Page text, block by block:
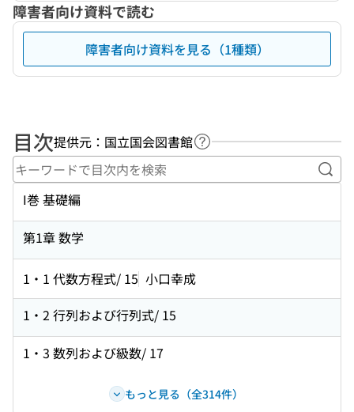
障害者向け資料で読む
障害者向け資料を見る（1種類）
目次提供元：国立国会図書館 ヘルプページへのリンク
キ
I巻 基礎編
第1章 数学
1・1 代数方程式/ 15 小口幸成
1・2 行列および行列式/ 15
1・3 数列および級数/ 17
もっと見る（全314件）